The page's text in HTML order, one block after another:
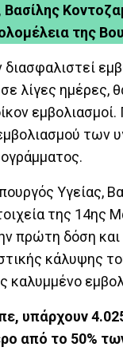
Βασίλης
της
λίγες ημέρες,
των
Υγείας,
της 14ης
πρώτη δόση και
κάλυψης
καλυμμένο
υπάρχουν
από το 50%